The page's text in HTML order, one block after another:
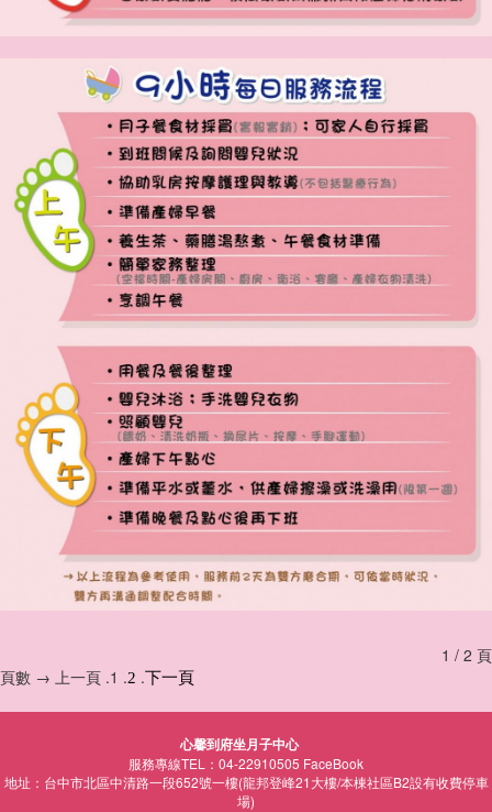
1 / 2 頁
頁數 → 上一頁 .1 .2 .下一頁
心馨到府坐月子中心
服務專線TEL：04-22910505 FaceBook
地址：台中市北區中清路一段652號一樓(龍邦登峰21大樓/本棟社區B2設有收費停車
場)